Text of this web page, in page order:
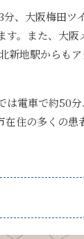
、大阪梅田ツ
。 また、大阪
新地駅からも
は電車で約50
在住の多くの患